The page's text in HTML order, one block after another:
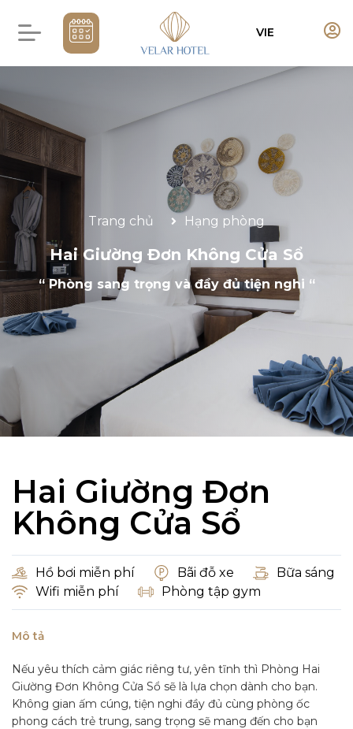
VIE
Trang chủ Hạng phòng
Hai Giường Đơn Không Cửa Sổ
“ Phòng sang trọng và đầy đủ tiện nghi “
Hai Giường Đơn
Không Cửa Sổ
Hồ bơi miễn phí Bãi đỗ xe
Bữa sáng
Wifi miễn phí
Phòng tập gym
Mô tả
Nếu yêu thích cảm giác riêng tư, yên tĩnh thì Phòng Hai
Giường Đơn Không Cửa Sổ sẽ là lựa chọn dành cho bạn.
Không gian ấm cúng, tiện nghi đầy đủ cùng phòng ốc
phong cách trẻ trung, sang trọng sẽ mang đến cho bạn